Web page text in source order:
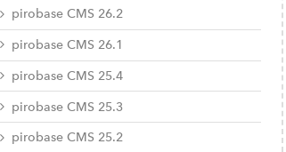
pirobase CMS 26.2
pirobase CMS 26.1
pirobase CMS 25.4
pirobase CMS 25.3
pirobase CMS 25.2